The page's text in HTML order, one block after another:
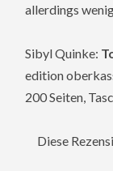
allerdings
Sibyl Quinke:
edition
200 Seiten,
Diese